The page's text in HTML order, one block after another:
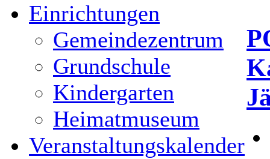
Einrichtungen
Gemeindezentrum
Grundschule
Kindergarten
Heimatmuseum
Veranstaltungskalender